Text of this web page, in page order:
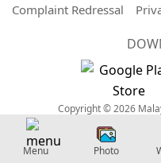
Complaint Redressal
Copyright © 2026
Menu Photo